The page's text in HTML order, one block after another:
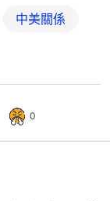
中美關係
0